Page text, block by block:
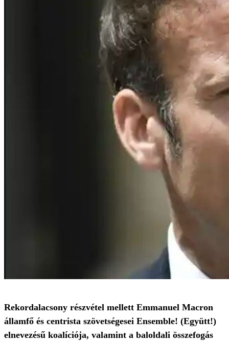
Rekordalacsony részvétel mellett Emmanuel Macron
államfő és centrista szövetségesei Ensemble! (Együtt!)
elnevezésű koalíciója, valamint a baloldali összefogás